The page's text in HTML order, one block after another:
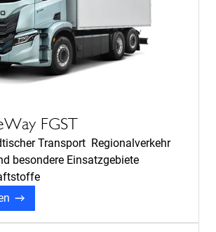
FGST
Transport Regionalverkehr
besondere Einsatzgebiete